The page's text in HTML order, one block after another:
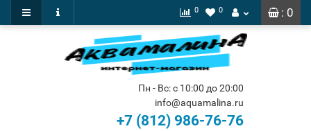
: 0
0 0
Пн - Вс: с 10:00 до 20:00
info@aquamalina.ru
+7 (812) 986-76-76